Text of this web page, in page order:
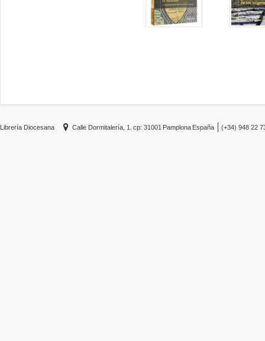
Librería Diocesana Calle Dormitalería, 1. cp: 31001 Pamplona España (+34) 948 22